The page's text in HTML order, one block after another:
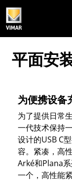
平面安
为便携设备
为了提供日常
一代技术保持
设计的USB C
容。紧凑，高
Arké和Plana
一个，高性能